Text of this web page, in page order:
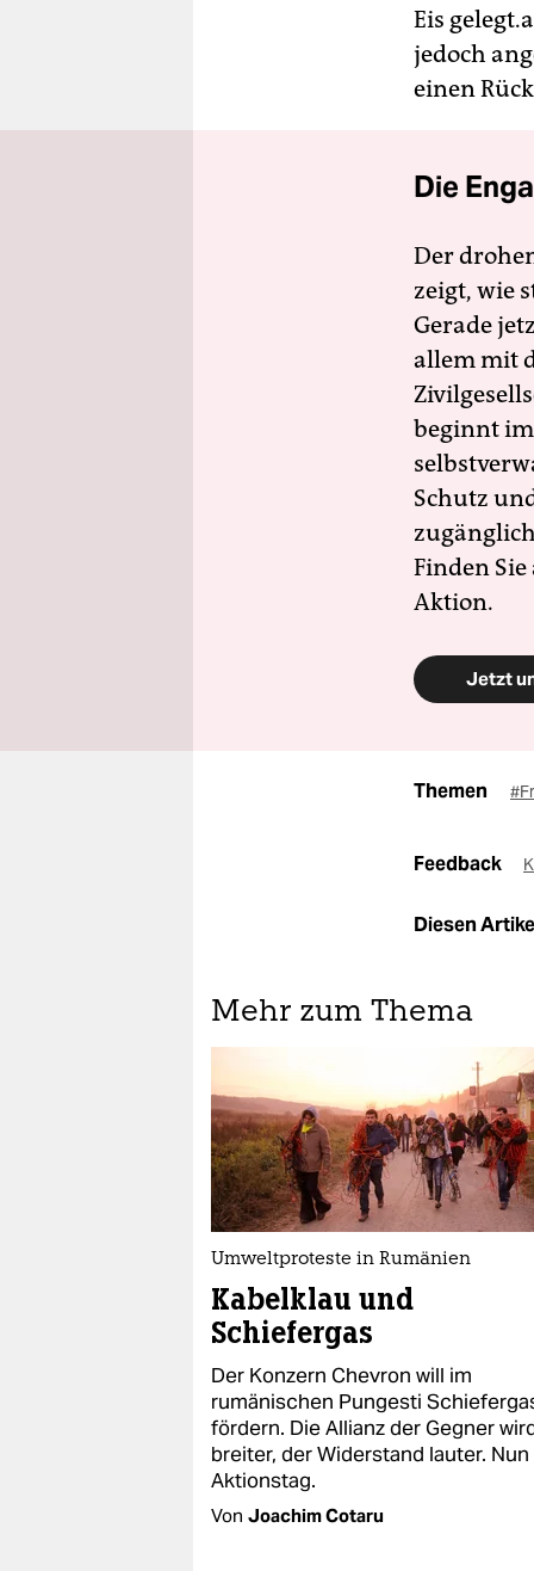
Eis
jedoch
einen
Die
Der
zeigt, wie
Gerade
allem mit
beginnt
Schutz
Finden
Aktion.
Jetzt
Themen
Feedback
Diesen
Mehr zum Thema
Umweltproteste in Rumänien
Kabelklau und
Schiefergas
Der Konzern Chevron will im
rumänischen Pungesti
fördern. Die Allianz der Gegner
breiter, der Widerstand lauter.
Aktionstag.
Von Joachim Cotaru